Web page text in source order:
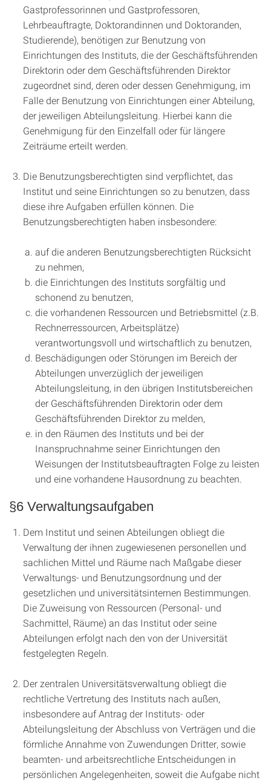
Gastprofessorinnen und Gastprofessoren,
Lehrbeauftragte, Doktorandinnen und Doktoranden,
Studierende), benötigen zur Benutzung von
Einrichtungen des Instituts, die der Geschäftsführenden
Direktorin oder dem Geschäftsführenden Direktor
zugeordnet sind, deren oder dessen Genehmigung, im
Falle der Benutzung von Einrichtungen einer Abteilung,
der jeweiligen Abteilungsleitung. Hierbei kann die
Genehmigung für den Einzelfall oder für längere
Zeiträume erteilt werden.
Die Benutzungsberechtigten sind verpflichtet, das
Institut und seine Einrichtungen so zu benutzen, dass
diese ihre Aufgaben erfüllen können. Die
Benutzungsberechtigten haben insbesondere:
auf die anderen Benutzungsberechtigten Rücksicht
zu nehmen,
die Einrichtungen des Instituts sorgfältig und
schonend zu benutzen,
die vorhandenen Ressourcen und Betriebsmittel (z.B.
Rechnerressourcen, Arbeitsplätze)
verantwortungsvoll und wirtschaftlich zu benutzen,
Beschädigungen oder Störungen im Bereich der
Abteilungen unverzüglich der jeweiligen
Abteilungsleitung, in den übrigen Institutsbereichen
der Geschäftsführenden Direktorin oder dem
Geschäftsführenden Direktor zu melden,
in den Räumen des Instituts und bei der
Inanspruchnahme seiner Einrichtungen den
Weisungen der Institutsbeauftragten Folge zu leisten
und eine vorhandene Hausordnung zu beachten.
§6 Verwaltungsaufgaben
Dem Institut und seinen Abteilungen obliegt die
Verwaltung der ihnen zugewiesenen personellen und
sachlichen Mittel und Räume nach Maßgabe dieser
Verwaltungs- und Benutzungsordnung und der
gesetzlichen und universitätsinternen Bestimmungen.
Die Zuweisung von Ressourcen (Personal- und
Sachmittel, Räume) an das Institut oder seine
Abteilungen erfolgt nach den von der Universität
festgelegten Regeln.
Der zentralen Universitätsverwaltung obliegt die
rechtliche Vertretung des Instituts nach außen,
insbesondere auf Antrag der Instituts- oder
Abteilungsleitung der Abschluss von Verträgen und die
förmliche Annahme von Zuwendungen Dritter, sowie
beamten- und arbeitsrechtliche Entscheidungen in
persönlichen Angelegenheiten, soweit die Aufgabe nicht